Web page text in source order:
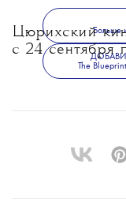
Цюрихский
с 24 сентября
Больше
The